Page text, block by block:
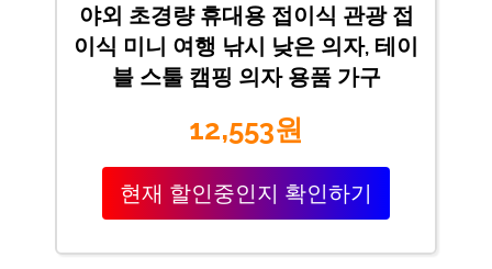
야외 초경량 휴대용 접이식 관광 접
이식 미니 여행 낚시 낮은 의자, 테이
블 스툴 캠핑 의자 용품 가구
12,553원
현재 할인중인지 확인하기